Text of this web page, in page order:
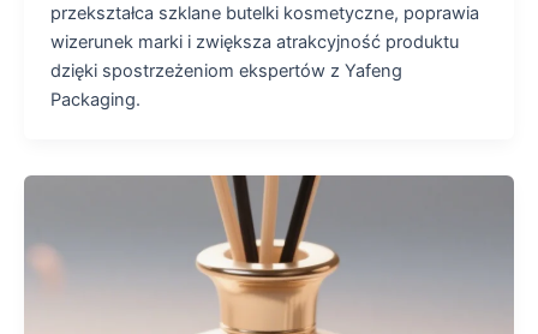
przekształca szklane butelki kosmetyczne, poprawia
wizerunek marki i zwiększa atrakcyjność produktu
dzięki spostrzeżeniom ekspertów z Yafeng
Packaging.